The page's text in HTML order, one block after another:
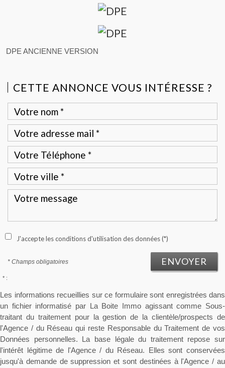
DPE ANCIENNE VERSION
CETTE ANNONCE VOUS INTÉRESSE ?
J'accepte les conditions d'utilisation des données (*)
* Champs obligatoires ENVOYER
* :
Les informations recueillies sur ce formulaire sont enregistrées dans
un fichier informatisé par La Boite Immo agissant comme Sous-
traitant du traitement pour la gestion de la clientèle/prospects de
l'Agence / du Réseau qui reste Responsable du Traitement de vos
Données personnelles. La base légale du traitement repose sur
l'intérêt légitime de l'Agence / du Réseau. Elles sont conservées
jusqu'à demande de suppression et sont destinées à l'Agence / au